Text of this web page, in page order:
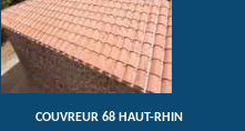
COUVREUR 68 HAUT-RHIN